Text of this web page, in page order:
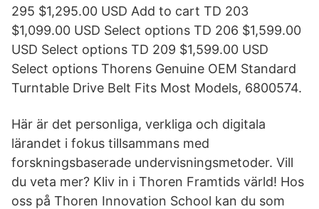
295 $1,295.00 USD Add to cart TD 203
$1,099.00 USD Select options TD 206 $1,599.00
USD Select options TD 209 $1,599.00 USD
Select options Thorens Genuine OEM Standard
Turntable Drive Belt Fits Most Models, 6800574.
Här är det personliga, verkliga och digitala
lärandet i fokus tillsammans med
forskningsbaserade undervisningsmetoder. Vill
du veta mer? Kliv in i Thoren Framtids värld! Hos
oss på Thoren Innovation School kan du som